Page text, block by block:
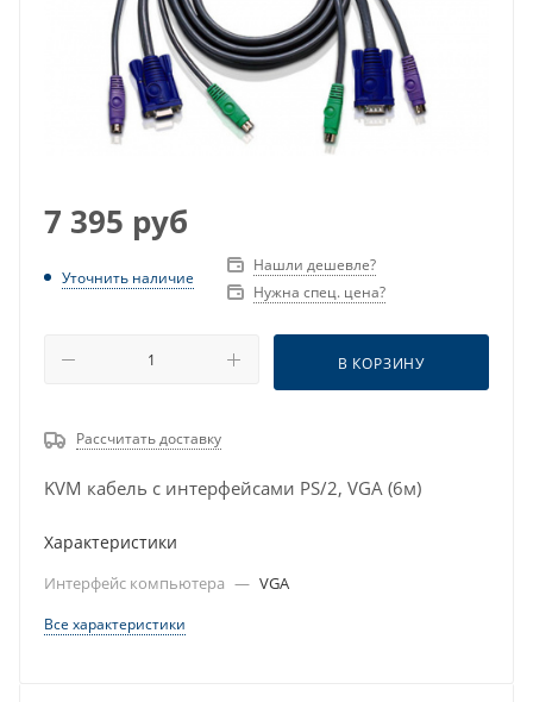
7 395 руб
Уточнить наличие
Нашли дешевле?
Нужна спец. цена?
В КОРЗИНУ
Рассчитать доставку
KVM кабель с интерфейсами PS/2, VGA (6м)
Характеристики
Интерфейс компьютера — VGA
Все характеристики